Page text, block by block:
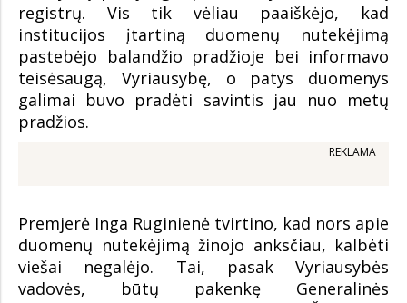
registrų. Vis tik vėliau paaiškėjo, kad
institucijos įtartiną duomenų nutekėjimą
pastebėjo balandžio pradžioje bei informavo
teisėsaugą, Vyriausybę, o patys duomenys
galimai buvo pradėti savintis jau nuo metų
pradžios.
REKLAMA
Premjerė Inga Ruginienė tvirtino, kad nors apie
duomenų nutekėjimą žinojo anksčiau, kalbėti
viešai negalėjo. Tai, pasak Vyriausybės
vadovės, būtų pakenkę Generalinės